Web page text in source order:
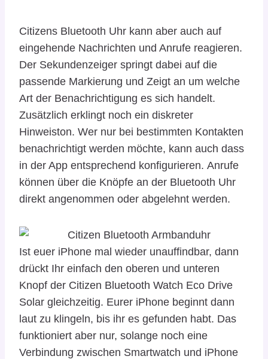
Citizens Bluetooth Uhr kann aber auch auf
eingehende Nachrichten und Anrufe reagieren.
Der Sekundenzeiger springt dabei auf die
passende Markierung und Zeigt an um welche
Art der Benachrichtigung es sich handelt.
Zusätzlich erklingt noch ein diskreter
Hinweiston. Wer nur bei bestimmten Kontakten
benachrichtigt werden möchte, kann auch dass
in der App entsprechend konfigurieren. Anrufe
können über die Knöpfe an der Bluetooth Uhr
direkt angenommen oder abgelehnt werden.
Ist euer iPhone mal wieder unauffindbar, dann
drückt Ihr einfach den oberen und unteren
Knopf der Citizen Bluetooth Watch Eco Drive
Solar gleichzeitig. Eurer iPhone beginnt dann
laut zu klingeln, bis ihr es gefunden habt. Das
funktioniert aber nur, solange noch eine
Verbindung zwischen Smartwatch und iPhone